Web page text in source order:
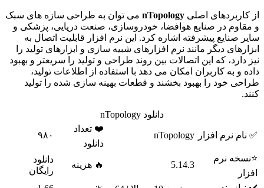
از کاربردهای اصلی nTopology می توان به طراحی سازه های سبک
و مقاوم در صنایع هوافضا، خودروسازی، صنعت دریایی، پزشکی و
سایر صنایع پیشرفته اشاره کرد. این نرم افزار قابلیت اتصال به
ابزارهای دیگر مانند نرم افزارهای شبیه سازی و ابزارهای تولید را
نیز دارد، که این اتصالات بین روند طراحی و تولید را سریعتر و بهبود
داده و به کاربران امکان می دهد با استفاده از اطلاعات تولید،
طراحی خود را بهبود بخشند و قطعات بهینه سازی شده را تولید
کنند.
دانلود nTopology
✅ نام نرم افزار nTopology
❤️ تعداد
دانلود
۹۸۰
⭐نسخه نرم
افزار
5.14.3 🔥 هزینه
دانلود
رایگان